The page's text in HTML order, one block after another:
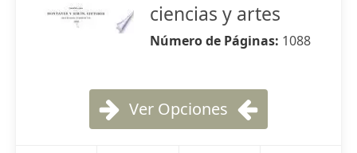
ciencias y artes
Número de Páginas: 1088
Ver Opciones